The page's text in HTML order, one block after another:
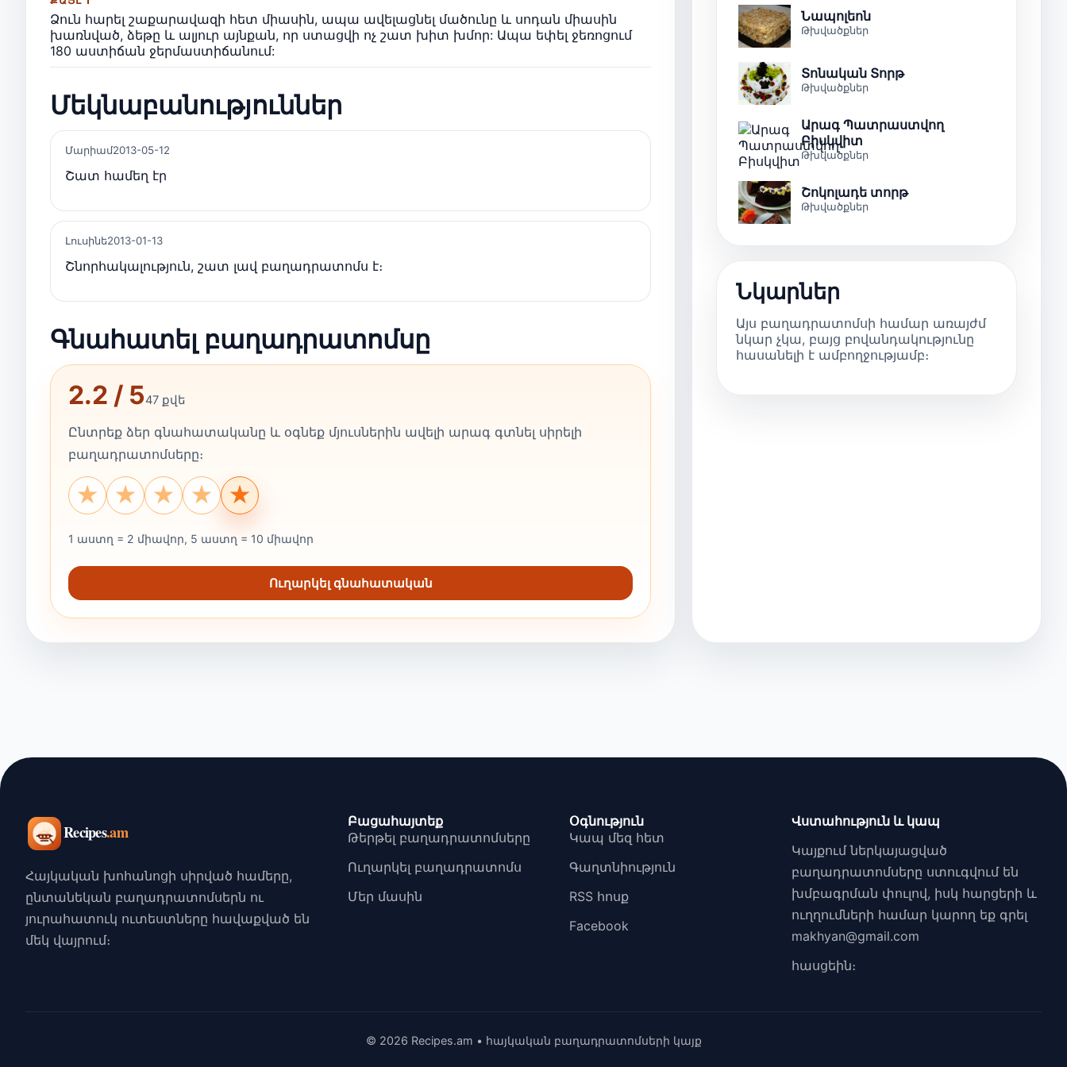
Ձուն հարել շաքարավազի հետ միասին, ապա ավելացնել մածունը և սոդան միասին
խառնված, ձեթը և ալյուր այնքան, որ ստացվի ոչ շատ խիտ խմոր: Ապա եփել ջեռոցում
180 աստիճան ջերմաստիճանում:
Մեկնաբանություններ
Մարիամ2013-05-12
Շատ համեղ էր
Լուսինե2013-01-13
Շնորհակալություն, շատ լավ բաղադրատոմս է։
Գնահատել բաղադրատոմսը
2.2 / 547 քվե
Ընտրեք ձեր գնահատականը և օգնեք մյուսներին ավելի արագ գտնել սիրելի
բաղադրատոմսերը։
★
★
★
★
★
1 աստղ = 2 միավոր, 5 աստղ = 10 միավոր
Ուղարկել գնահատական
Նապոլեոն
Թխվածքներ
Տոնական Տորթ
Թխվածքներ
Արագ Պատրաստվող
Բիսկվիտ
Թխվածքներ
Շոկոլադե տորթ
Թխվածքներ
Նկարներ
Այս բաղադրատոմսի համար առայժմ
նկար չկա, բայց բովանդակությունը
հասանելի է ամբողջությամբ։
Հայկական խոհանոցի սիրված համերը,
ընտանեկան բաղադրատոմսերն ու
յուրահատուկ ուտեստները հավաքված են
մեկ վայրում։
Բացահայտեք
Թերթել բաղադրատոմսերը
Ուղարկել բաղադրատոմս
Մեր մասին
Օգնություն
Կապ մեզ հետ
Գաղտնիություն
RSS հոսք
Facebook
Վստահություն և կապ
Կայքում ներկայացված
բաղադրատոմսերը ստուգվում են
խմբագրման փուլով, իսկ հարցերի և
ուղղումների համար կարող եք գրել
makhyan@gmail.com
հասցեին։
© 2026 Recipes.am • հայկական բաղադրատոմսերի կայք